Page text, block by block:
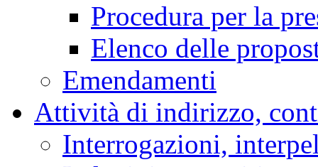
Procedura per la
Elenco delle
Emendamenti
Attività di indirizzo,
Interrogazioni,